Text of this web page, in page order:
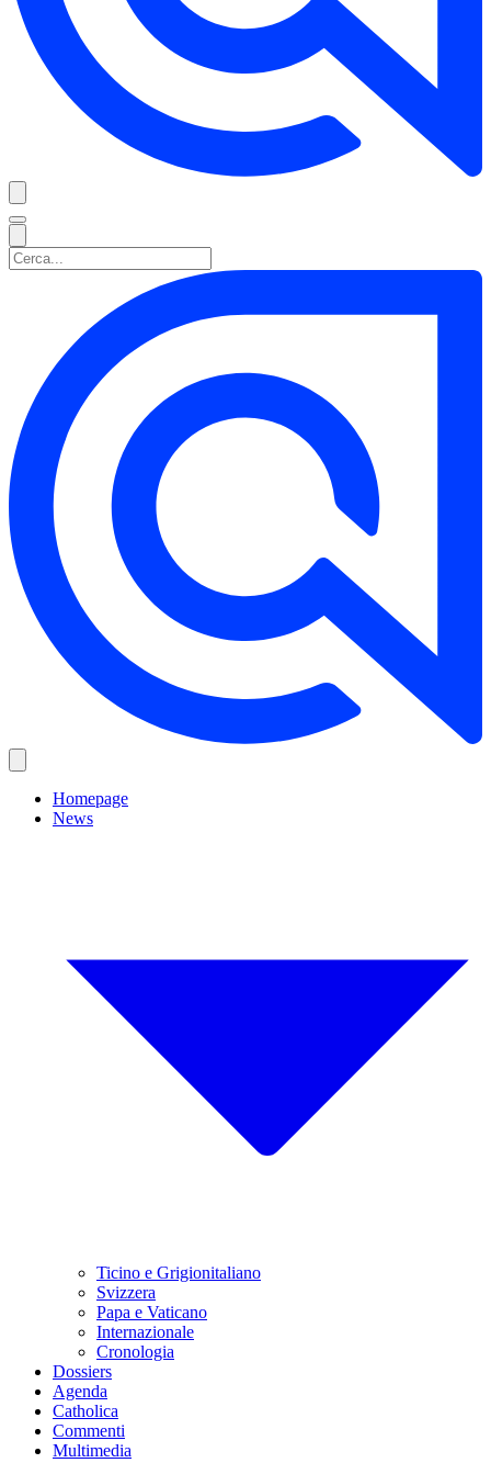
Homepage
News
Ticino e Grigionitaliano
Svizzera
Papa e Vaticano
Internazionale
Cronologia
Dossiers
Agenda
Catholica
Commenti
Multimedia